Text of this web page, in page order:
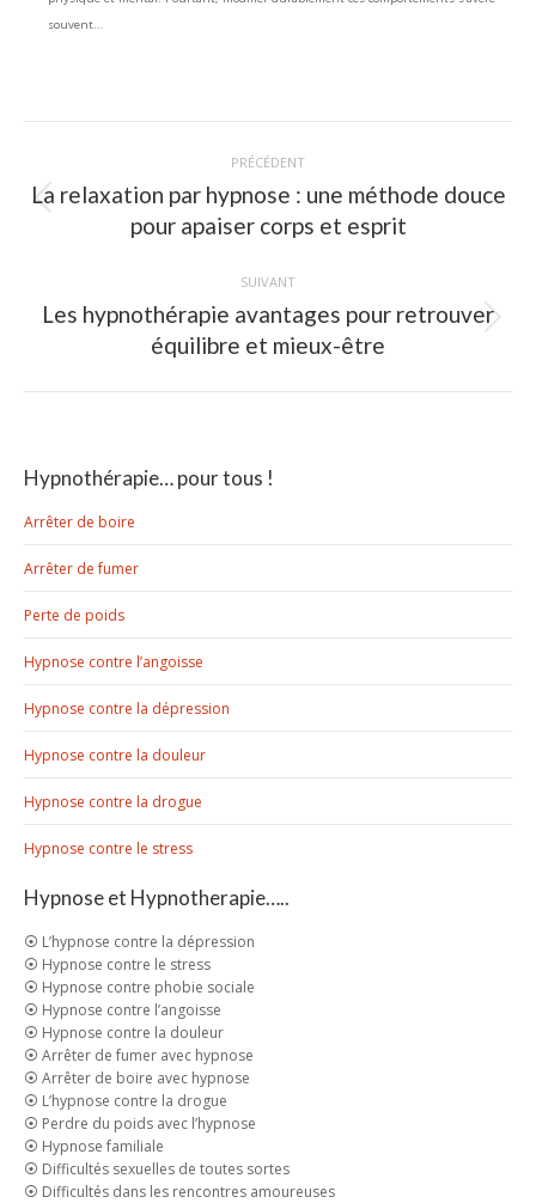
souvent...
PRÉCÉDENT
Article
précédent
La relaxation par hypnose : une méthode douce
pour apaiser corps et esprit
SUIVANT
Article
suivant
Les hypnothérapie avantages pour retrouver
équilibre et mieux-être
Hypnothérapie… pour tous !
Arrêter de boire
Arrêter de fumer
Perte de poids
Hypnose contre l’angoisse
Hypnose contre la dépression
Hypnose contre la douleur
Hypnose contre la drogue
Hypnose contre le stress
Hypnose et Hypnotherapie…..
⦿ L’hypnose contre la dépression
⦿ Hypnose contre le stress
⦿ Hypnose contre phobie sociale
⦿ Hypnose contre l’angoisse
⦿ Hypnose contre la douleur
⦿ Arrêter de fumer avec hypnose
⦿ Arrêter de boire avec hypnose
⦿ L’hypnose contre la drogue
⦿ Perdre du poids avec l’hypnose
⦿ Hypnose familiale
⦿ Difficultés sexuelles de toutes sortes
⦿ Difficultés dans les rencontres amoureuses